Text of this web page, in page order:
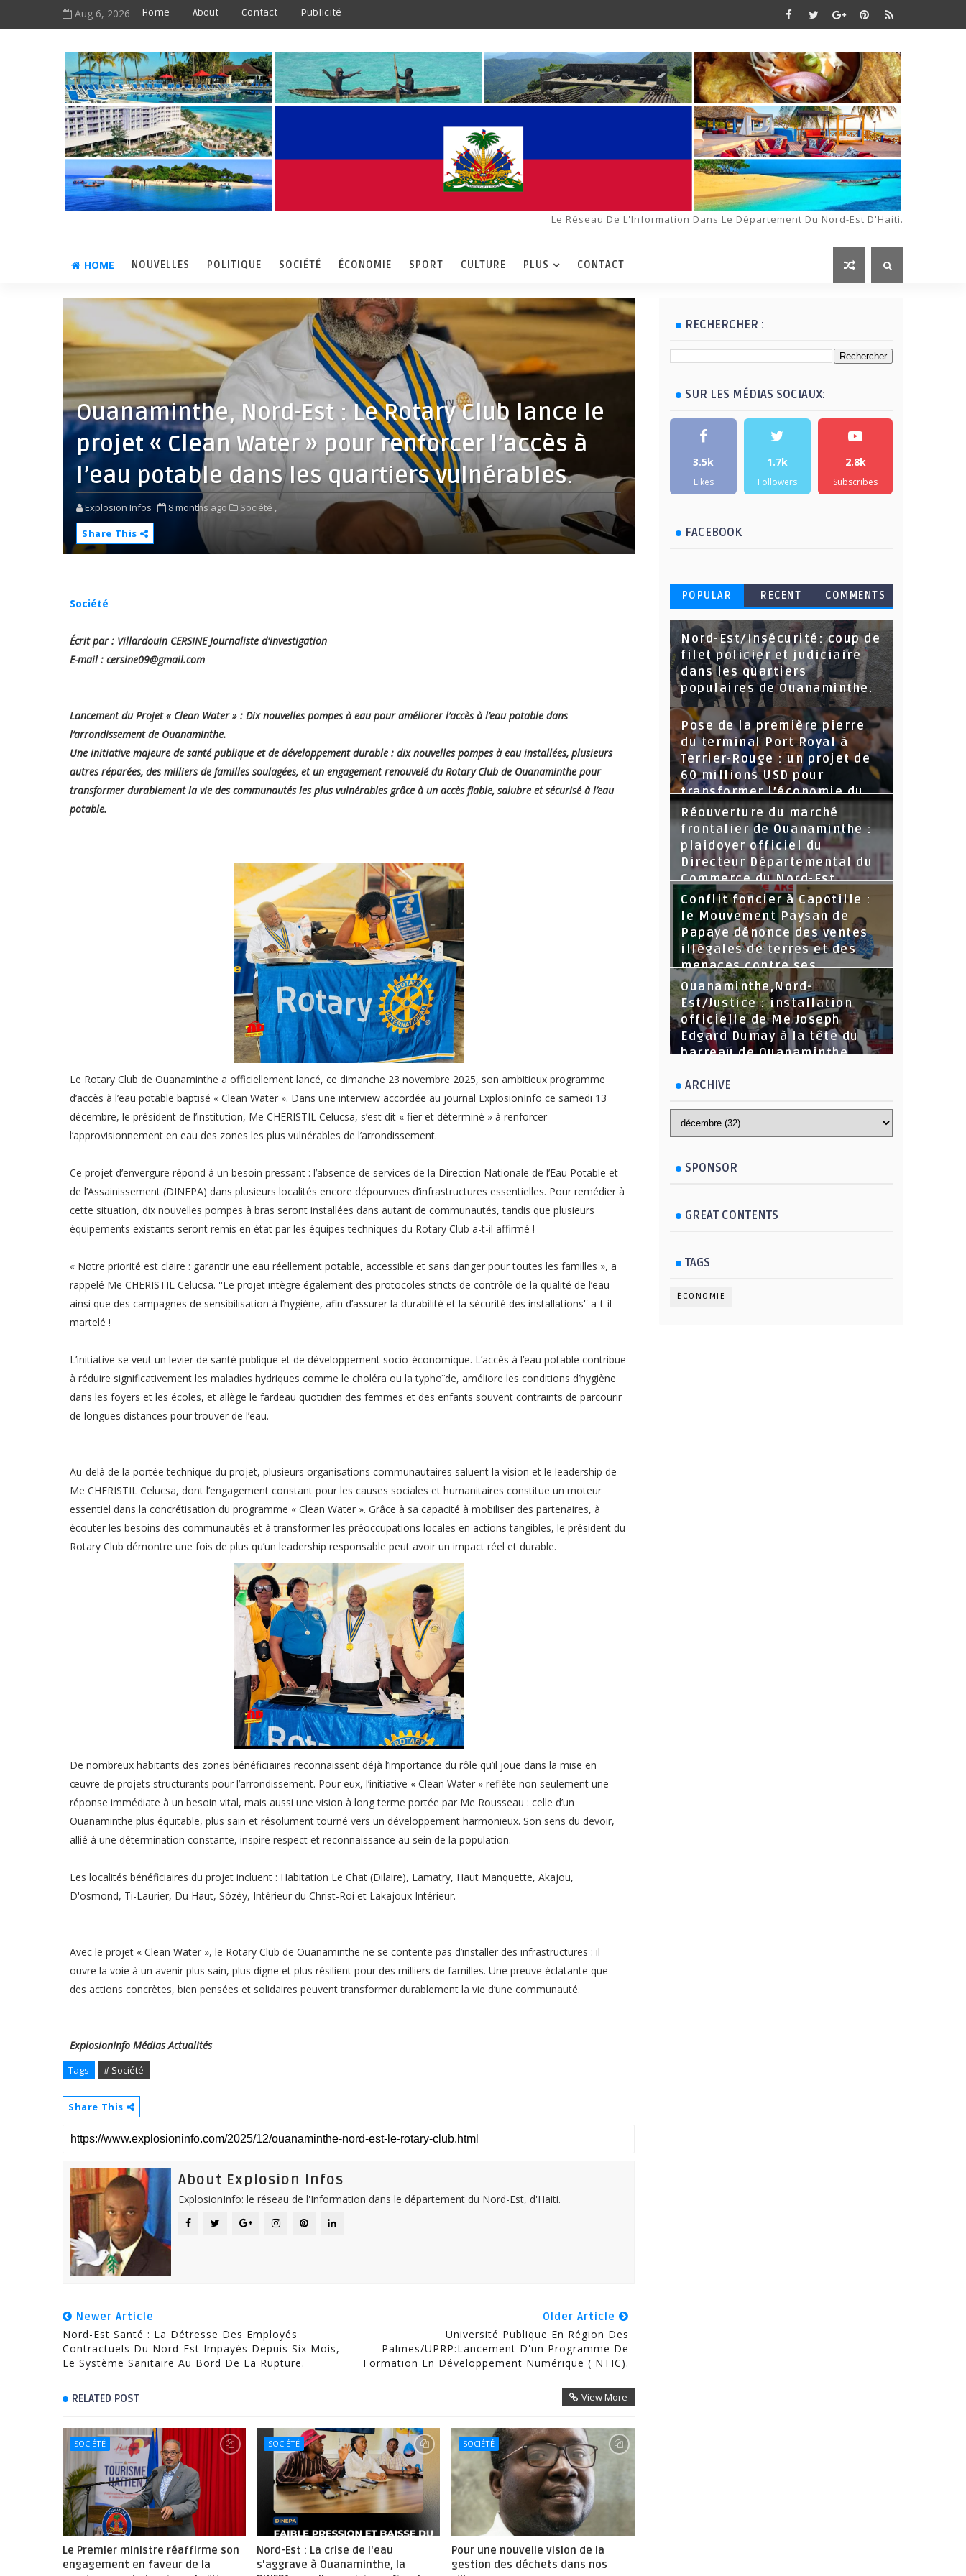
Aug 6, 2026 Home About Contact Publicité
Le Réseau De L'Information Dans Le Département Du Nord-Est D'Haiti.
HOME NOUVELLES POLITIQUE SOCIÉTÉ ÉCONOMIE SPORT CULTURE PLUS CONTACT
Ouanaminthe, Nord-Est : Le Rotary Club lance le
projet « Clean Water » pour renforcer l’accès à
l’eau potable dans les quartiers vulnérables.
Explosion Infos 8 months ago
Société ,
Share This
Société
Écrit par : Villardouin CERSINE Journaliste d'investigation
E-mail : cersine09@gmail.com
Lancement du Projet « Clean Water » : Dix nouvelles pompes à eau pour améliorer l’accès à l’eau potable dans
l’arrondissement de Ouanaminthe.
Une initiative majeure de santé publique et de développement durable : dix nouvelles pompes à eau installées, plusieurs
autres réparées, des milliers de familles soulagées, et un engagement renouvelé du Rotary Club de Ouanaminthe pour
transformer durablement la vie des communautés les plus vulnérables grâce à un accès fiable, salubre et sécurisé à l’eau
potable.
Le Rotary Club de Ouanaminthe a officiellement lancé, ce dimanche 23 novembre 2025, son ambitieux programme
d’accès à l’eau potable baptisé « Clean Water ». Dans une interview accordée au journal ExplosionInfo ce samedi 13
décembre, le président de l’institution, Me CHERISTIL Celucsa, s’est dit « fier et déterminé » à renforcer
l’approvisionnement en eau des zones les plus vulnérables de l’arrondissement.
Ce projet d’envergure répond à un besoin pressant : l’absence de services de la Direction Nationale de l’Eau Potable et
de l’Assainissement (DINEPA) dans plusieurs localités encore dépourvues d’infrastructures essentielles. Pour remédier à
cette situation, dix nouvelles pompes à bras seront installées dans autant de communautés, tandis que plusieurs
équipements existants seront remis en état par les équipes techniques du Rotary Club a-t-il affirmé !
« Notre priorité est claire : garantir une eau réellement potable, accessible et sans danger pour toutes les familles », a
rappelé Me CHERISTIL Celucsa. ''Le projet intègre également des protocoles stricts de contrôle de la qualité de l’eau
ainsi que des campagnes de sensibilisation à l’hygiène, afin d’assurer la durabilité et la sécurité des installations'' a-t-il
martelé !
L’initiative se veut un levier de santé publique et de développement socio-économique. L’accès à l’eau potable contribue
à réduire significativement les maladies hydriques comme le choléra ou la typhoïde, améliore les conditions d’hygiène
dans les foyers et les écoles, et allège le fardeau quotidien des femmes et des enfants souvent contraints de parcourir
de longues distances pour trouver de l’eau.
Au-delà de la portée technique du projet, plusieurs organisations communautaires saluent la vision et le leadership de
Me CHERISTIL Celucsa, dont l’engagement constant pour les causes sociales et humanitaires constitue un moteur
essentiel dans la concrétisation du programme « Clean Water ». Grâce à sa capacité à mobiliser des partenaires, à
écouter les besoins des communautés et à transformer les préoccupations locales en actions tangibles, le président du
Rotary Club démontre une fois de plus qu’un leadership responsable peut avoir un impact réel et durable.
De nombreux habitants des zones bénéficiaires reconnaissent déjà l’importance du rôle qu’il joue dans la mise en
œuvre de projets structurants pour l’arrondissement. Pour eux, l’initiative « Clean Water » reflète non seulement une
réponse immédiate à un besoin vital, mais aussi une vision à long terme portée par Me Rousseau : celle d’un
Ouanaminthe plus équitable, plus sain et résolument tourné vers un développement harmonieux. Son sens du devoir,
allié à une détermination constante, inspire respect et reconnaissance au sein de la population.
Les localités bénéficiaires du projet incluent : Habitation Le Chat (Dilaire), Lamatry, Haut Manquette, Akajou,
D'osmond, Ti-Laurier, Du Haut, Sòzèy, Intérieur du Christ-Roi et Lakajoux Intérieur.
Avec le projet « Clean Water », le Rotary Club de Ouanaminthe ne se contente pas d’installer des infrastructures : il
ouvre la voie à un avenir plus sain, plus digne et plus résilient pour des milliers de familles. Une preuve éclatante que
des actions concrètes, bien pensées et solidaires peuvent transformer durablement la vie d’une communauté.
ExplosionInfo Médias Actualités
Tags # Société
Share This
About Explosion Infos
ExplosionInfo: le réseau de l'Information dans le département du Nord-Est, d'Haiti.
Newer Article
Nord-Est Santé : La Détresse Des Employés
Contractuels Du Nord-Est Impayés Depuis Six Mois,
Le Système Sanitaire Au Bord De La Rupture.
Older Article
Université Publique En Région Des
Palmes/UPRP:Lancement D'un Programme De
Formation En Développement Numérique ( NTIC).
RELATED POST View More
SOCIÉTÉ
Le Premier ministre réaffirme son
engagement en faveur de la
SOCIÉTÉ
Nord-Est : La crise de l'eau
s'aggrave à Ouanaminthe, la
SOCIÉTÉ
Pour une nouvelle vision de la
gestion des déchets dans nos
RECHERCHER :
SUR LES MÉDIAS SOCIAUX:
3.5k
Likes
1.7k
Followers
2.8k
Subscribes
FACEBOOK
POPULAR RECENT COMMENTS
Nord-Est/Insécurité: coup de
filet policier et judiciaire
dans les quartiers
populaires de Ouanaminthe.
Pose de la première pierre
du terminal Port Royal à
Terrier-Rouge : un projet de
60 millions USD pour
transformer l’économie du
Nord-Est
Réouverture du marché
frontalier de Ouanaminthe :
plaidoyer officiel du
Directeur Départemental du
Commerce du Nord-Est.
Conflit foncier à Capotille :
le Mouvement Paysan de
Papaye dénonce des ventes
illégales de terres et des
menaces contre ses
dirigeants
Ouanaminthe,Nord-
Est/Justice : installation
officielle de Me Joseph
Edgard Dumay à la tête du
barreau de Ouanaminthe.
ARCHIVE
SPONSOR
GREAT CONTENTS
TAGS
ÉCONOMIE